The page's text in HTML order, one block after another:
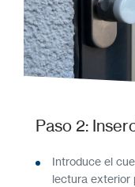
Paso 2:
Introduce el
lectura exterior